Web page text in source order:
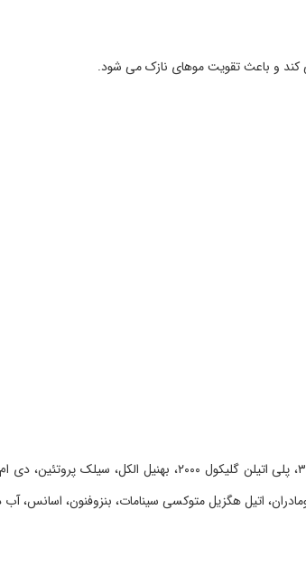
کند و باعث تقویت موهای نازک می شود.